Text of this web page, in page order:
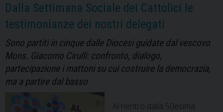
Dalla Settimana Sociale dei Cattolici le
testimonianze dei nostri delegati
Sono partiti in cinque dalle Diocesi guidate dal vescovo
Mons. Giacomo Cirulli: confronto, dialogo,
partecipazione i mattoni su cui costruire la democrazia,
ma a partire dal basso
Al rientro dalla 50esima